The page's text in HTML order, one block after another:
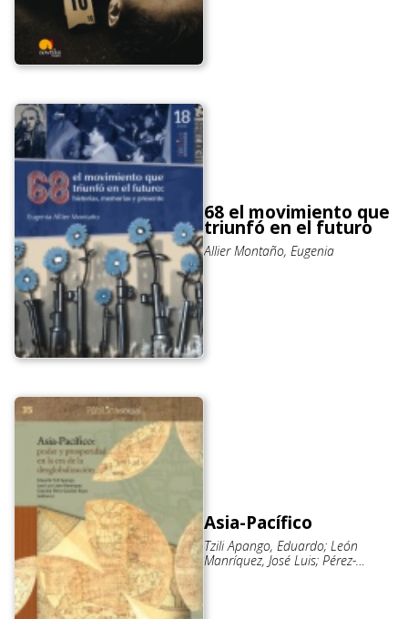
68 el movimiento que
triunfó en el futuro
Allier Montaño, Eugenia
Asia-Pacífico
Tzili Apango, Eduardo; León
Manríquez, José Luis; Pérez-